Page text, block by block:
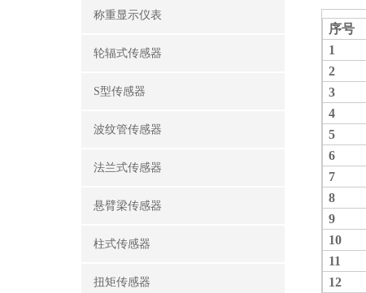
称重显示仪表
轮辐式传感器
S型传感器
波纹管传感器
法兰式传感器
悬臂梁传感器
柱式传感器
扭矩传感器
序号
1
2
3
4
5
6
7
8
9
10
11
12